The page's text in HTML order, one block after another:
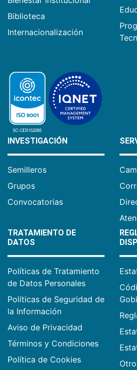
Biblioteca
Internacionalización
INVESTIGACIÓN
Semilleros
Grupos
Convocatorias
TRATAMIENTO DE
DATOS
Políticas de Tratamiento
de Datos Personales
Políticas de Seguridad de
la Información
Aviso de Privacidad
Términos y Condiciones
Política de Cookies